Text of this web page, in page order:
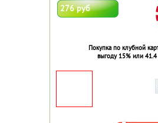
276 руб
Покупка по клубной
выгоду 15% или 41.4